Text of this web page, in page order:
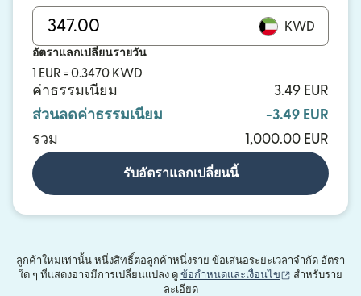
KWD
อัตราแลกเปลี่ยนรายวัน
1 EUR = 0.3470 KWD
ค่าธรรมเนียม
3.49 EUR
ส่วนลดค่าธรรมเนียม
-3.49 EUR
รวม
1,000.00 EUR
รับอัตราแลกเปลี่ยนนี้
ลูกค้าใหม่เท่านั้น หนึ่งสิทธิ์ต่อลูกค้าหนึ่งราย ข้อเสนอระยะเวลาจำกัด อัตรา
ใด ๆ ที่แสดงอาจมีการเปลี่ยนแปลง ดู ข้อกำหนดและเงื่อนไข (เปิดในหน้าต่า
สำหรับราย
ละเอียด